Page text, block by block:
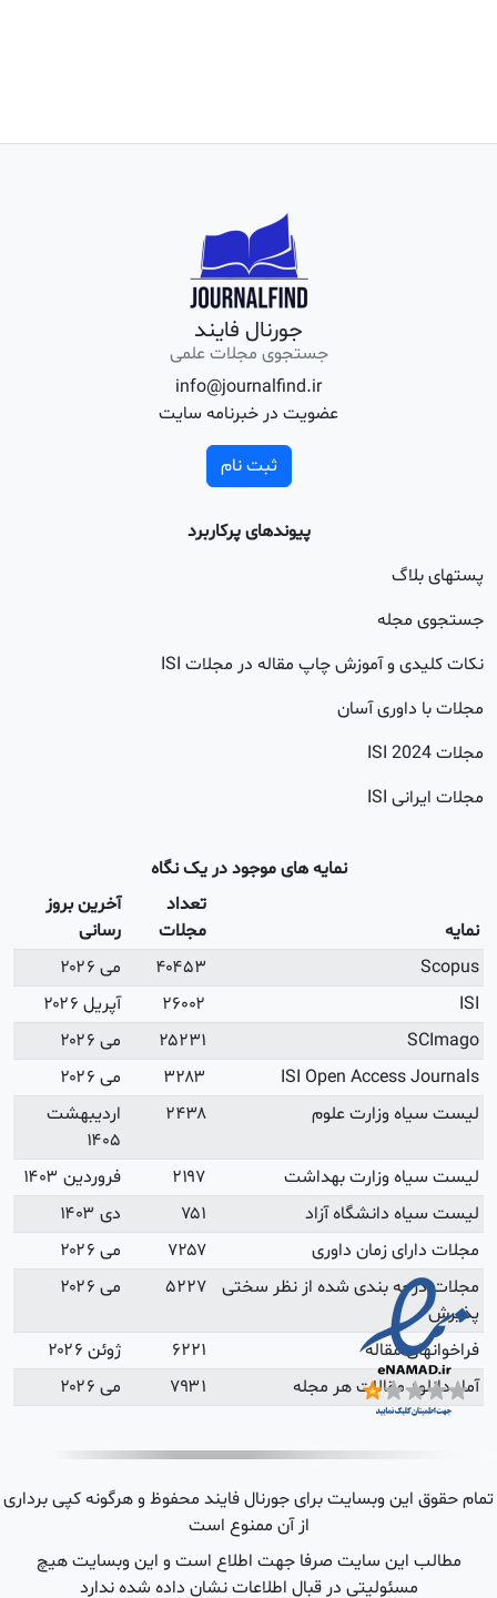
رسانی
می ۲۰۲۶
آپریل ۲۰۲۶
می ۲۰۲۶
می ۲۰۲۶
اردیبهشت
فروردین ۱۴۰۳
دی ۱۴۰۳
می ۲۰۲۶
می ۲۰۲۶
ژوئن ۲۰۲۶
می ۲۰۲۶
کپی برداری
هیچ